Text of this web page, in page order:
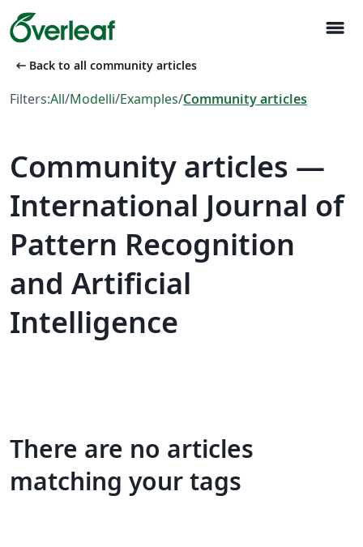
menu
arrow_left_alt Back to all community articles
Filters:All/Modelli/Examples/Community articles
Community articles —
International Journal of
Pattern Recognition
and Artificial
Intelligence
There are no articles
matching your tags